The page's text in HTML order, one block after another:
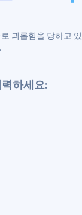
괴롭힘을 당하고
하세요: